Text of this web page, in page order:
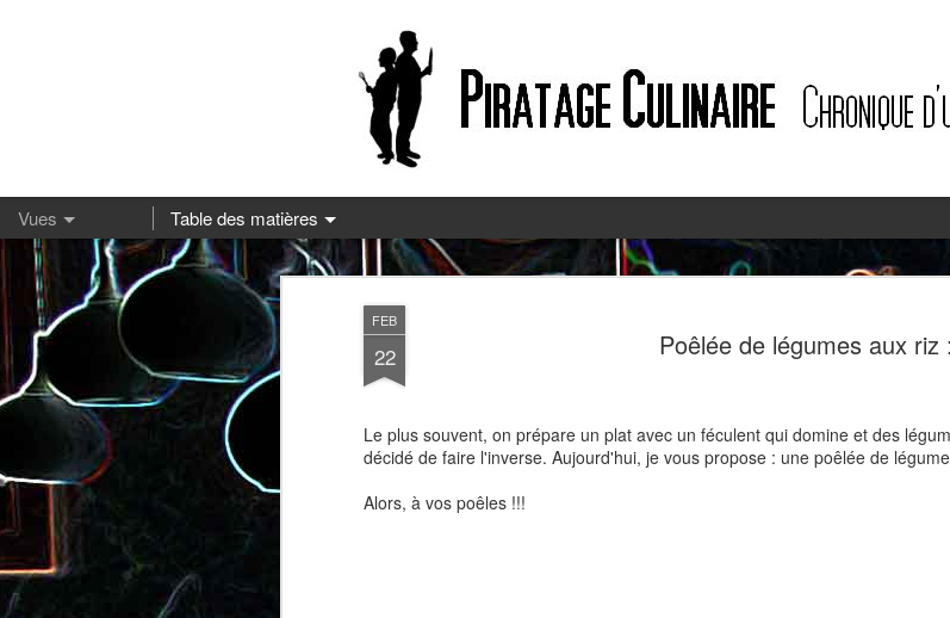
FEB
22 Poêlée de légumes aux riz
Le plus souvent, on prépare un plat avec un féculent qui domine et des
décidé de faire l'inverse. Aujourd'hui, je vous propose : une poêlée de
Alors, à vos poêles !!!
Pizza à la mozzarella et à la
13
2